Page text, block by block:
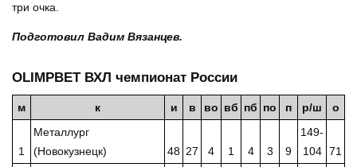
три очка.
Подготовил Вадим Вязанцев.
OLIMPBET ВХЛ чемпионат России
м к и в во вб пб по п р/ш о
1
Металлург
(Новокузнецк)
48 27 4 1 4 3 9
149-
104 71